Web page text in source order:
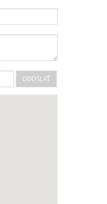
ODOSLAŤ